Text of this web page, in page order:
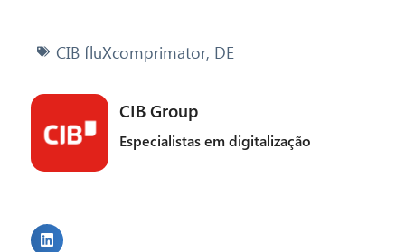
CIB fluXcomprimator, DE
CIB Group
Especialistas em digitalização